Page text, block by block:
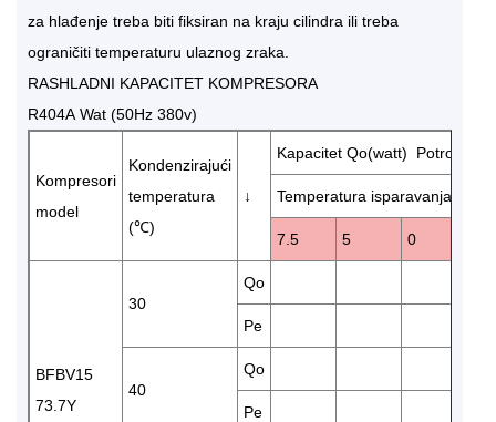
za hlađenje treba biti fiksiran na kraju cilindra ili treba
ograničiti temperaturu ulaznog zraka.
RASHLADNI KAPACITET KOMPRESORA
R404A Wat (50Hz 380v)
Kompresori
model
Kondenzirajući
temperatura
(℃)
↓
Kapacitet Qo(watt) Potrošnja
Temperatura isparavanja (℃)
7.5 5 0
BFBV15
73.7Y
30
Qo
Pe
40
Qo
Pe